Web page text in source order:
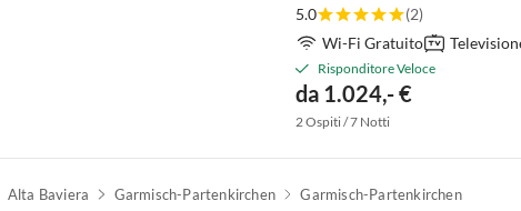
5.0
(2)
Wi-Fi Gratuito
Risponditore Veloce
da 1.024,- €
2 Ospiti / 7 Notti
Alta Baviera Garmisch-Partenkirchen Garmisch-Partenkirchen